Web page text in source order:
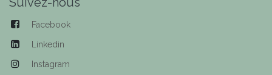
Facebook
Linkedin
Instagram